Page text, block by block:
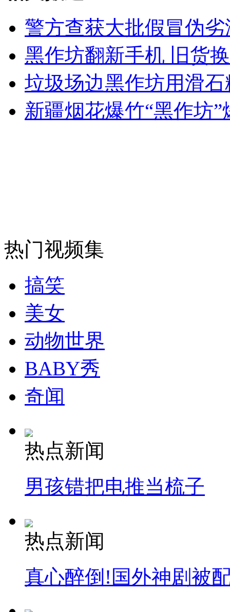
走！跟着总书记去植树
消防员救轻生者 花炮节热闹非凡 减压"枕头大战"
警方查获大批假冒伪
黑作坊翻新手机 旧货
垃圾场边黑作坊用滑
新疆烟花爆竹“黑作坊
热门视频集
搞笑
美女
动物世界
BABY秀
奇闻
热点新闻
男孩错把电推当梳子
热点新闻
真心醉倒!国外神剧被